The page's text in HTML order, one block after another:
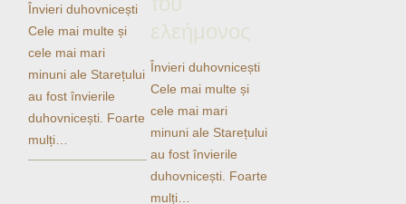
Ηχητικά
Învieri duhovnicești
Cele mai multe și
cele mai mari
minuni ale Starețului
au fost învierile
duhovnicești. Foarte
mulți…
ελεήμονος
Învieri duhovnicești
Cele mai multe și
cele mai mari
minuni ale Starețului
au fost învierile
duhovnicești. Foarte
mulți…